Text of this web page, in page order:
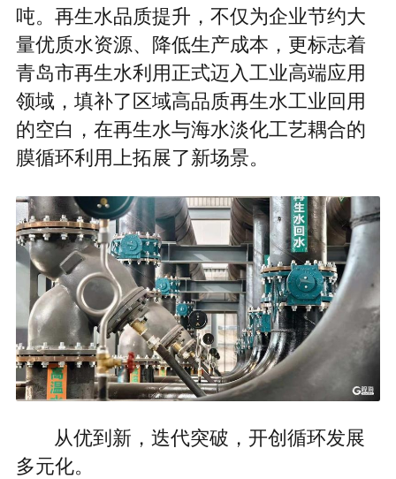
吨。再生水品质提升，不仅为企业节约大
量优质水资源、降低生产成本，更标志着
青岛市再生水利用正式迈入工业高端应用
领域，填补了区域高品质再生水工业回用
的空白，在再生水与海水淡化工艺耦合的
膜循环利用上拓展了新场景。
从优到新，迭代突破，开创循环发展
多元化。